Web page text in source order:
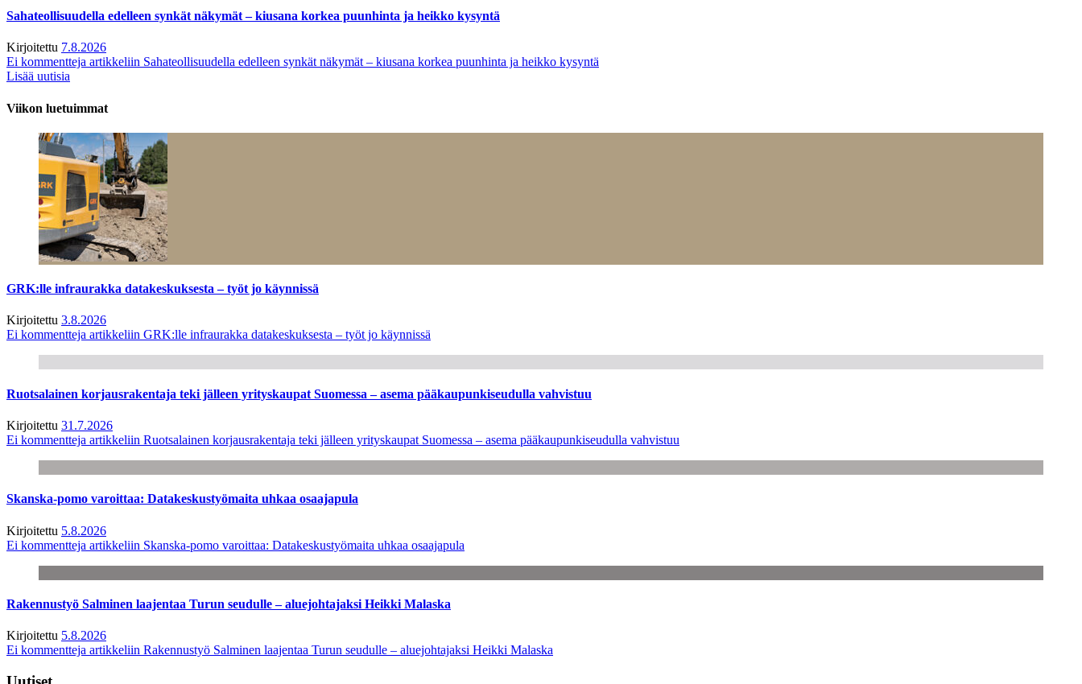
Sahateollisuudella edelleen synkät näkymät – kiusana korkea puunhinta ja heikko kysyntä
Kirjoitettu 7.8.2026
Ei kommentteja artikkeliin Sahateollisuudella edelleen synkät näkymät – kiusana korkea puunhinta ja heikko kysyntä
Lisää uutisia
Viikon luetuimmat
GRK:lle infraurakka datakeskuksesta – työt jo käynnissä
Kirjoitettu 3.8.2026
Ei kommentteja artikkeliin GRK:lle infraurakka datakeskuksesta – työt jo käynnissä
Ruotsalainen korjausrakentaja teki jälleen yrityskaupat Suomessa – asema pääkaupunkiseudulla vahvistuu
Kirjoitettu 31.7.2026
Ei kommentteja artikkeliin Ruotsalainen korjausrakentaja teki jälleen yrityskaupat Suomessa – asema pääkaupunkiseudulla vahvistuu
Skanska-pomo varoittaa: Datakeskustyömaita uhkaa osaajapula
Kirjoitettu 5.8.2026
Ei kommentteja artikkeliin Skanska-pomo varoittaa: Datakeskustyömaita uhkaa osaajapula
Rakennustyö Salminen laajentaa Turun seudulle – aluejohtajaksi Heikki Malaska
Kirjoitettu 5.8.2026
Ei kommentteja artikkeliin Rakennustyö Salminen laajentaa Turun seudulle – aluejohtajaksi Heikki Malaska